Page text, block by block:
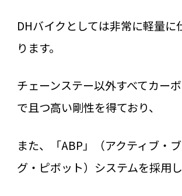
DHバイクとしては非常に軽量に
ります。
チェーンステー以外すべてカー
で且つ高い剛性を得ており、
また、「ABP」（アクティブ・
グ・ピボット）システムを採用し